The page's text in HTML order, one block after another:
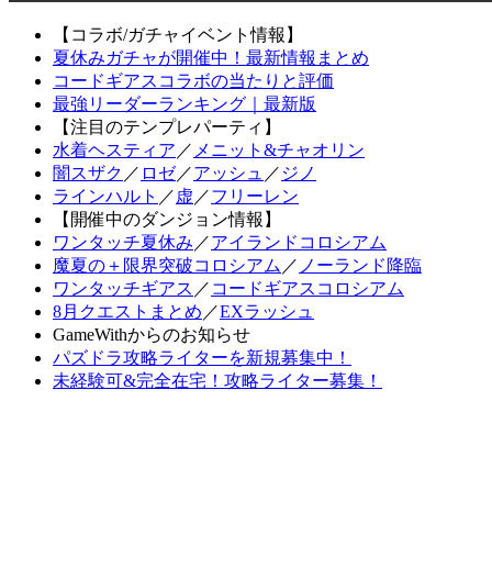
【コラボ/ガチャイベント情報】
夏休みガチャが開催中！最新情報まとめ
コードギアスコラボの当たりと評価
最強リーダーランキング｜最新版
【注目のテンプレパーティ】
水着ヘスティア ／ メニット&チャオリン
闇スザク ／ ロゼ／アッシュ ／ ジノ
ラインハルト ／ 虚 ／フリーレン
【開催中のダンジョン情報】
ワンタッチ夏休み ／アイランドコロシアム
魔夏の＋限界突破コロシアム ／ ノーランド降臨
ワンタッチギアス ／ コードギアスコロシアム
8月クエストまとめ ／EXラッシュ
GameWithからのお知らせ
パズドラ攻略ライターを新規募集中！
未経験可&完全在宅！攻略ライター募集！